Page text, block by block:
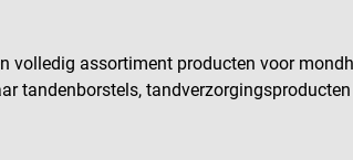
volledig assortiment producten voor
tandenborstels,